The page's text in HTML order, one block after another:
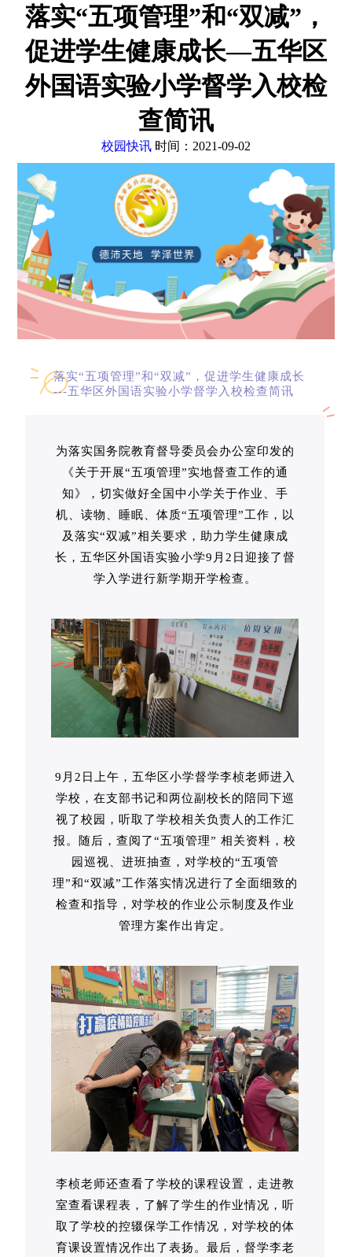
落实“五项管理”和“双减”，
促进学生健康成长—五华区
外国语实验小学督学入校检
查简讯
校园快讯 时间：2021-09-02
落实“五项管理”和“双减”，促进学生健康成长
---五华区外国语实验小学督学入校检查简讯
为落实国务院教育督导委员会办公室印发的
《关于开展“五项管理”实地督查工作的通
知》，切实做好全国中小学关于作业、手
机、读物、睡眠、体质“五项管理”工作，以
及落实“双减”相关要求，助力学生健康成
长，五华区外国语实验小学9月2日迎接了督
学入学进行新学期开学检查。
9月2日上午，五华区小学督学李桢老师进入
学校，在支部书记和两位副校长的陪同下巡
视了校园，听取了学校相关负责人的工作汇
报。随后，查阅了“五项管理” 相关资料，校
园巡视、进班抽查，对学校的“五项管
理”和“双减”工作落实情况进行了全面细致的
检查和指导，对学校的作业公示制度及作业
管理方案作出肯定。
李桢老师还查看了学校的课程设置，走进教
室查看课程表，了解了学生的作业情况，听
取了学校的控辍保学工作情况，对学校的体
育课设置情况作出了表扬。最后，督学李老